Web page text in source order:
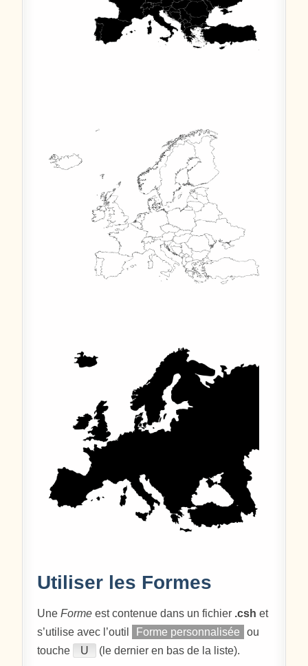
Utiliser les Formes
UneForme est contenue dans un fichier .csh et
s’utilise avec l’outil
Forme personnalisée
ou
touche
U (le dernier en bas de la liste).